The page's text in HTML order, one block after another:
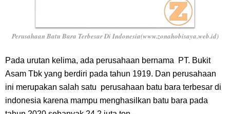
Perusahaan Batu Bara Terbesar Di Indonesia(www.zonahobisaya.web.id)
Pada urutan kelima, ada perusahaan bernama PT. Bukit
Asam Tbk yang berdiri pada tahun 1919. Dan perusahaan
ini merupakan salah satu perusahaan batu bara terbesar di
indonesia karena mampu menghasilkan batu bara pada